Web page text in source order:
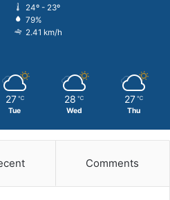
24º - 23º
79%
2.41 km/h
27 ℃
Tue
28 ℃
Wed
27 ℃
Thu
Comments